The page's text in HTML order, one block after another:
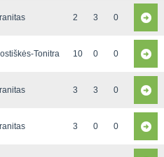
2 3 0
Tonitra 10 0 0
3 3 0
3 0 0